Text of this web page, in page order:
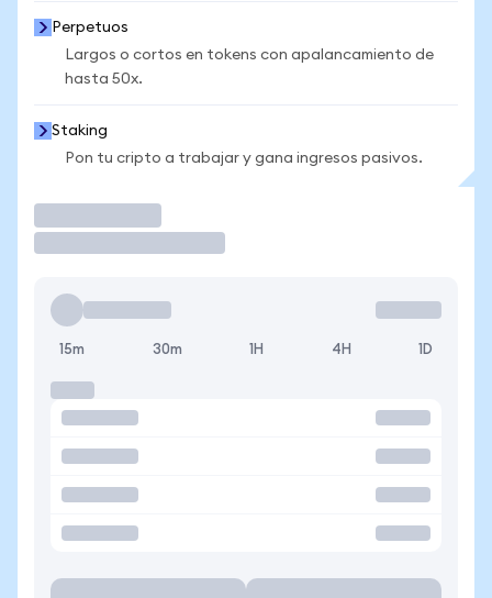
Perpetuos
Largos o cortos en tokens con apalancamiento de
hasta 50x.
Staking
Pon tu cripto a trabajar y gana ingresos pasivos.
15m 30m 1H 4H 1D